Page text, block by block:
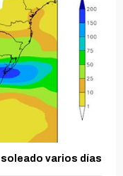
varios días